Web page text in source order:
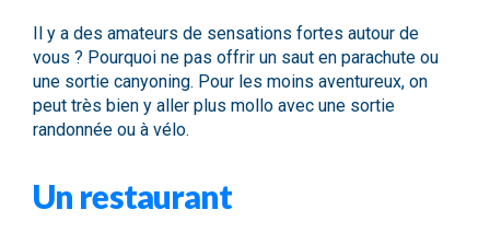
Il y a des amateurs de sensations fortes autour de
vous ? Pourquoi ne pas offrir un saut en parachute ou
une sortie canyoning. Pour les moins aventureux, on
peut très bien y aller plus mollo avec une sortie
randonnée ou à vélo.
Un restaurant